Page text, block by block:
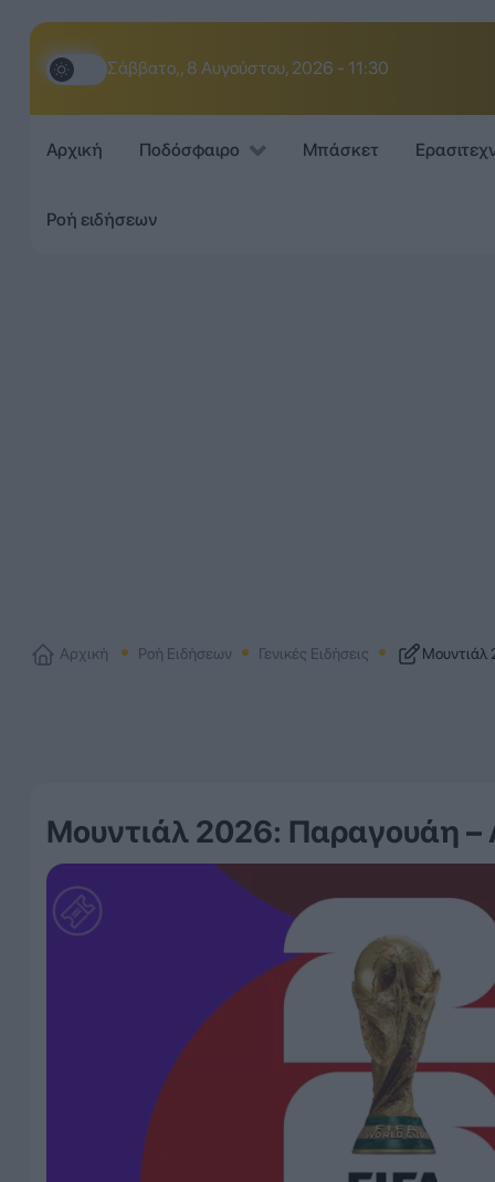
Σάββατο,, 8 Αυγούστου, 2026 - 11:30
Αρχική Ποδόσφαιρο Μπάσκετ
Ροή ειδήσεων
Αρχική Ροή Ειδήσεων Γενικές Ειδήσεις Μουντιάλ
Μουντιάλ 2026: Παραγουάη –